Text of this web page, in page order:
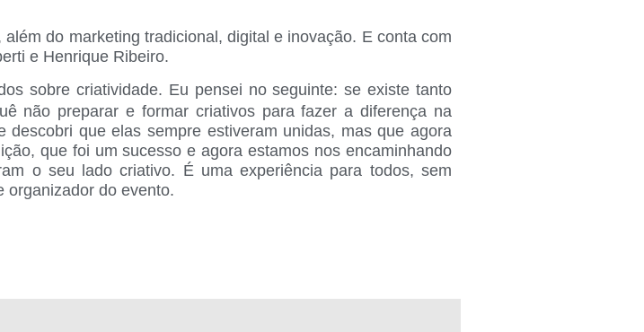
do marketing tradicional, digital e inovação. E conta com
e Henrique Ribeiro.
sobre criatividade. Eu pensei no seguinte: se existe tanto
não preparar e formar criativos para fazer a diferença na
que elas sempre estiveram unidas, mas que agora
que foi um sucesso e agora estamos nos encaminhando
o seu lado criativo. É uma experiência para todos, sem
organizador do evento.